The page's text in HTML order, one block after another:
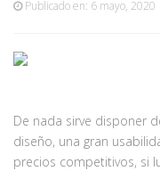
Publicado en: 6 mayo, 2020
De nada sirve disponer
diseño, una gran
precios competitivos, si